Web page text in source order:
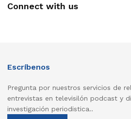
Connect with us
Escríbenos
Pregunta por nuestros servicios de
entrevistas en televisilón podcast y
investigación periodistica..